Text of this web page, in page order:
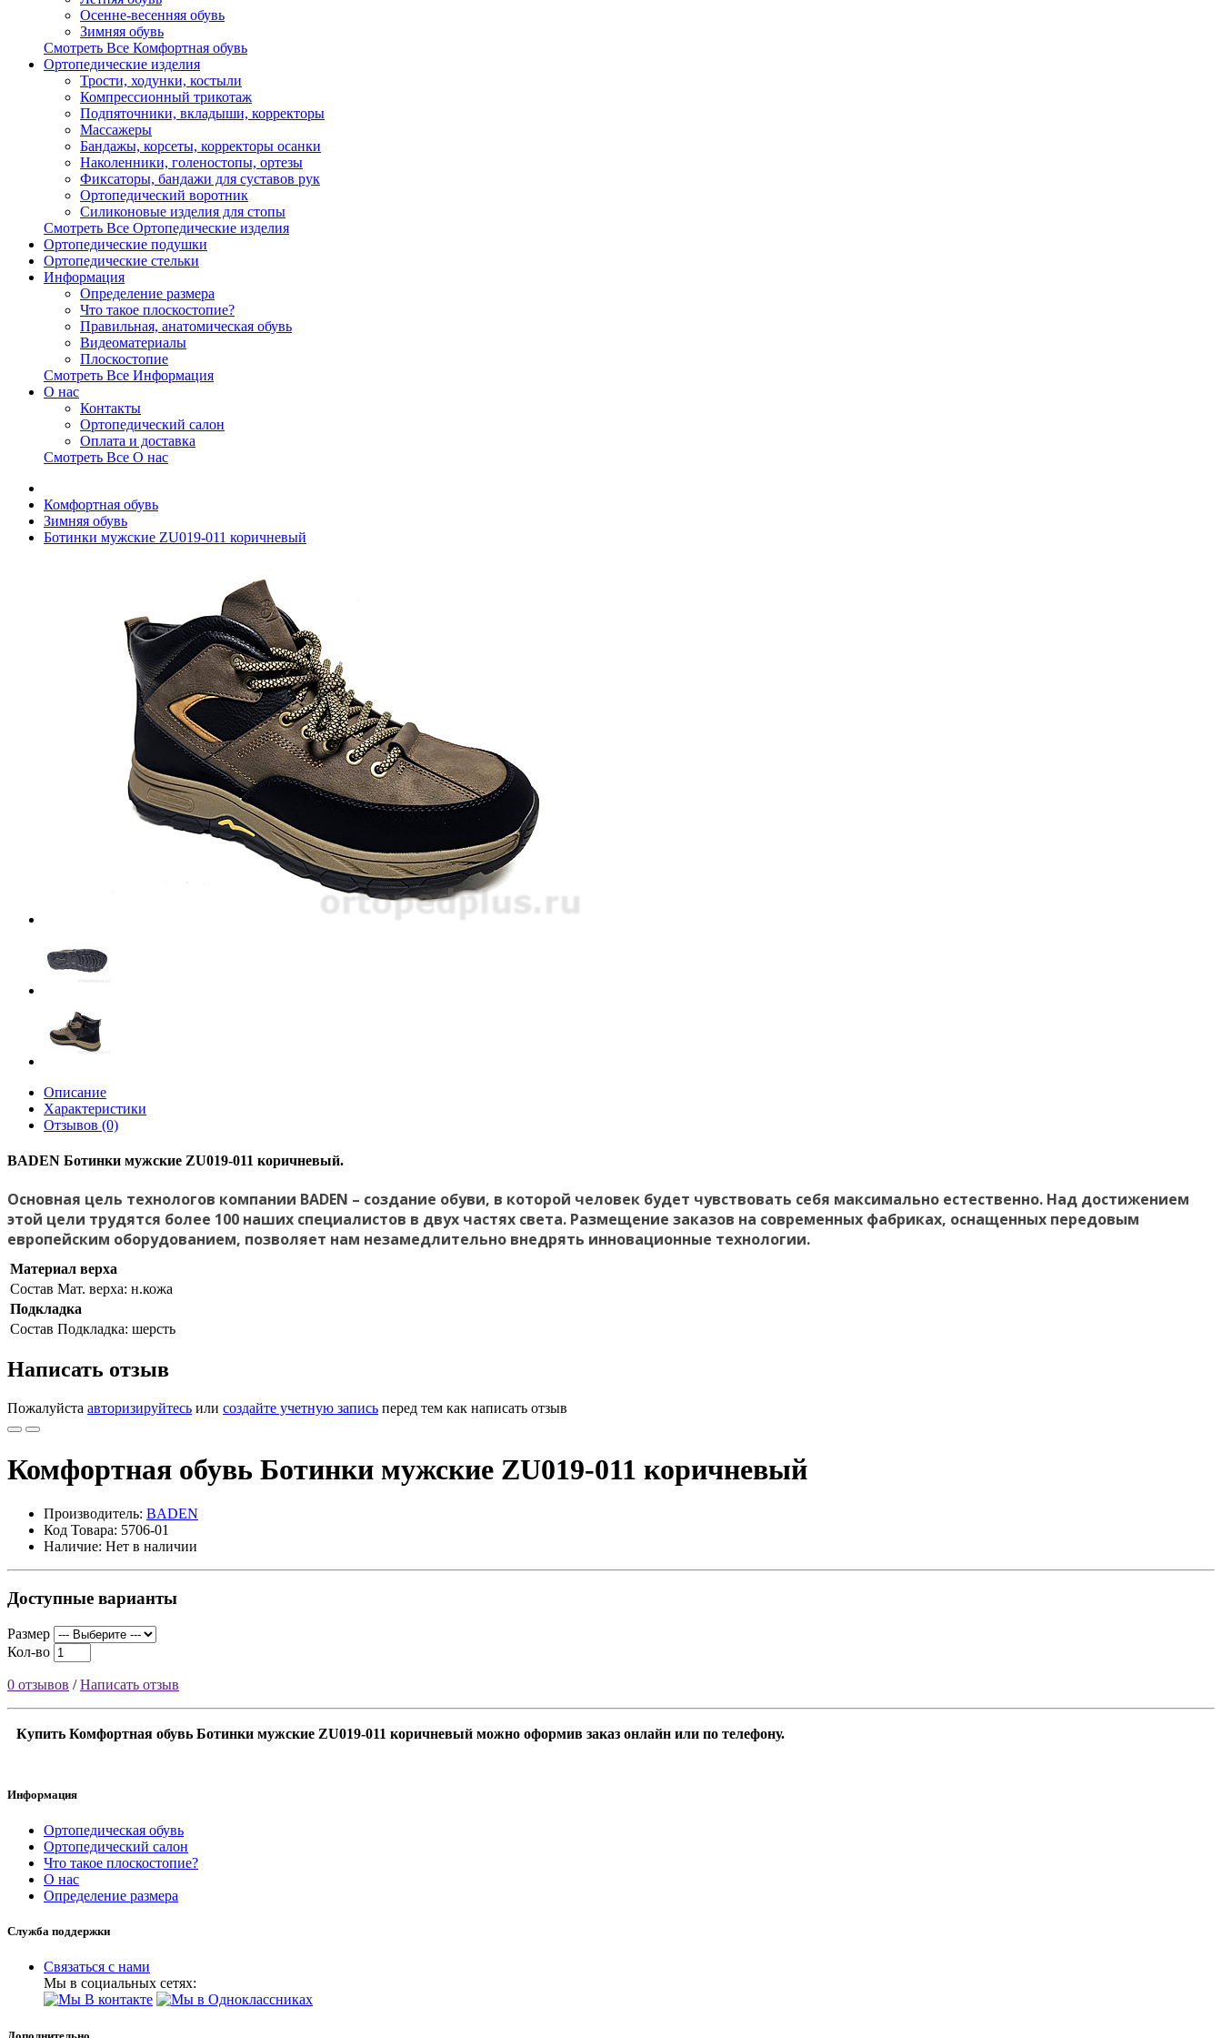
Осенне-весенняя обувь
Зимняя обувь
Смотреть Все Комфортная обувь
Ортопедические изделия
Трости, ходунки, костыли
Компрессионный трикотаж
Подпяточники, вкладыши, корректоры
Массажеры
Бандажы, корсеты, корректоры осанки
Наколенники, голеностопы, ортезы
Фиксаторы, бандажи для суставов рук
Ортопедический воротник
Силиконовые изделия для стопы
Смотреть Все Ортопедические изделия
Ортопедические подушки
Ортопедические стельки
Информация
Определение размера
Что такое плоскостопие?
Правильная, анатомическая обувь
Видеоматериалы
Плоскостопие
Смотреть Все Информация
О нас
Контакты
Ортопедический салон
Оплата и доставка
Смотреть Все О нас
Комфортная обувь
Зимняя обувь
Ботинки мужские ZU019-011 коричневый
Описание
Характеристики
Отзывов (0)
BADEN Ботинки мужские ZU019-011 коричневый.
Основная цель технологов компании BADEN – создание обуви, в которой человек будет чувствовать себя максимально естественно. Над достижением
этой цели трудятся более 100 наших специалистов в двух частях света. Размещение заказов на современных фабриках, оснащенных передовым
европейским оборудованием, позволяет нам незамедлительно внедрять инновационные технологии.
Материал верха
Состав Мат. верха: н.кожа
Подкладка
Состав Подкладка: шерсть
Написать отзыв
Пожалуйста авторизируйтесь или создайте учетную запись перед тем как написать отзыв
Комфортная обувь Ботинки мужские ZU019-011 коричневый
Производитель: BADEN
Код Товара: 5706-01
Наличие: Нет в наличии
Доступные варианты
Размер
Кол-во
0 отзывов /Написать отзыв
Купить Комфортная обувь Ботинки мужские ZU019-011 коричневый можно оформив заказ онлайн или по телефону.
Информация
Ортопедическая обувь
Ортопедический салон
Что такое плоскостопие?
О нас
Определение размера
Служба поддержки
Связаться с нами
Мы в социальных сетях: